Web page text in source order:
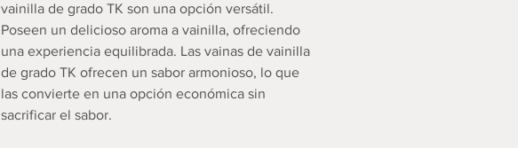
vainilla de grado TK son una opción versátil.
Poseen un delicioso aroma a vainilla, ofreciendo
una experiencia equilibrada. Las vainas de vainilla
de grado TK ofrecen un sabor armonioso, lo que
las convierte en una opción económica sin
sacrificar el sabor.